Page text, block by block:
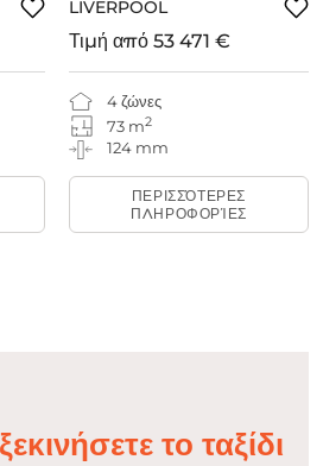
LIVERPOOL
4 ζώνες
73 m2
124 mm
Τιμή από 53 471 €
ΠΕΡΙΣΣΌΤΕΡΕΣ
ΠΛΗΡΟΦΟΡΊΕΣ
το ταξίδι